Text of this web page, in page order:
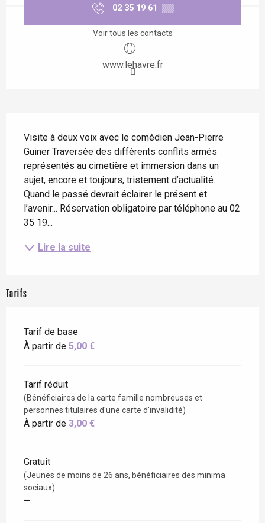
02 35 19 61 ▒▒
Voir tous les contacts
www.lehavre.fr
Visite à deux voix avec le comédien Jean-Pierre
Guiner Traversée des différents conflits armés
représentés au cimetière et immersion dans un
sujet, encore et toujours, tristement d’actualité.
Quand le passé devrait éclairer le présent et
l’avenir... Réservation obligatoire par téléphone au 02
35 19...
Lire la suite
Tarifs
Tarif de base
À partir de 5,00 €
Tarif réduit
(Bénéficiaires de la carte famille nombreuses et
personnes titulaires d'une carte d'invalidité)
À partir de 3,00 €
Gratuit
(Jeunes de moins de 26 ans, bénéficiaires des minima
sociaux)
—